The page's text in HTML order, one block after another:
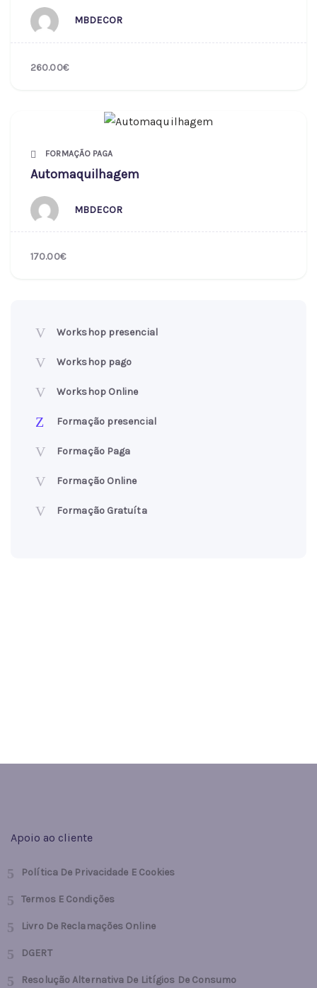
MBDECOR
260.00€
FORMAÇÃO PAGA
Automaquilhagem
MBDECOR
170.00€
Workshop presencial
Workshop pago
Workshop Online
Formação presencial
Formação Paga
Formação Online
Formação Gratuíta
Apoio ao cliente
Política De Privacidade E Cookies
Termos E Condições
Livro De Reclamações Online
DGERT
Resolução Alternativa De Litígios De Consumo